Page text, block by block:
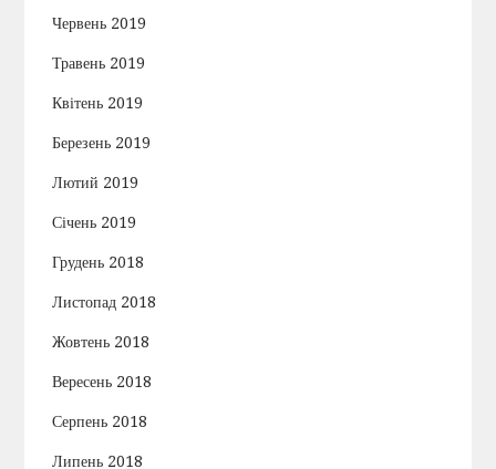
Червень 2019
Травень 2019
Квітень 2019
Березень 2019
Лютий 2019
Січень 2019
Грудень 2018
Листопад 2018
Жовтень 2018
Вересень 2018
Серпень 2018
Липень 2018